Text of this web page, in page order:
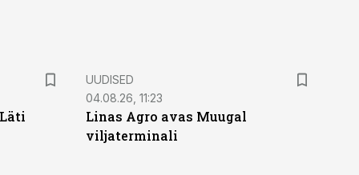
UUDISED
04.08.26, 11:23
Linas Agro avas Muugal
viljaterminali